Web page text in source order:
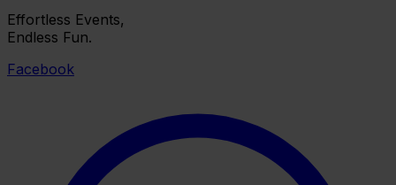
Effortless Events,
Endless Fun.
Facebook